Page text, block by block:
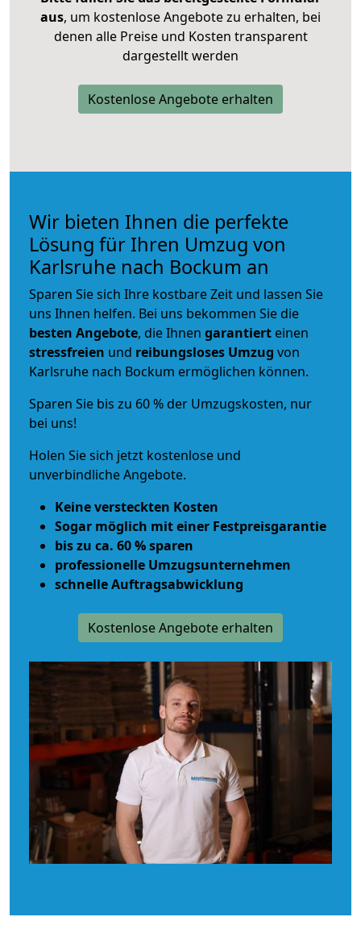
aus, um kostenlose Angebote zu erhalten, bei
denen alle Preise und Kosten transparent
dargestellt werden
Kostenlose Angebote erhalten
Wir bieten Ihnen die perfekte
Lösung für Ihren Umzug von
Karlsruhe nach Bockum an
Sparen Sie sich Ihre kostbare Zeit und lassen Sie
uns Ihnen helfen. Bei uns bekommen Sie die
besten Angebote, die Ihnen garantiert einen
stressfreien und reibungsloses Umzug von
Karlsruhe nach Bockum ermöglichen können.
Sparen Sie bis zu 60 % der Umzugskosten, nur
bei uns!
Holen Sie sich jetzt kostenlose und
unverbindliche Angebote.
Keine versteckten Kosten
Sogar möglich mit einer Festpreisgarantie
bis zu ca. 60 % sparen
professionelle Umzugsunternehmen
schnelle Auftragsabwicklung
Kostenlose Angebote erhalten